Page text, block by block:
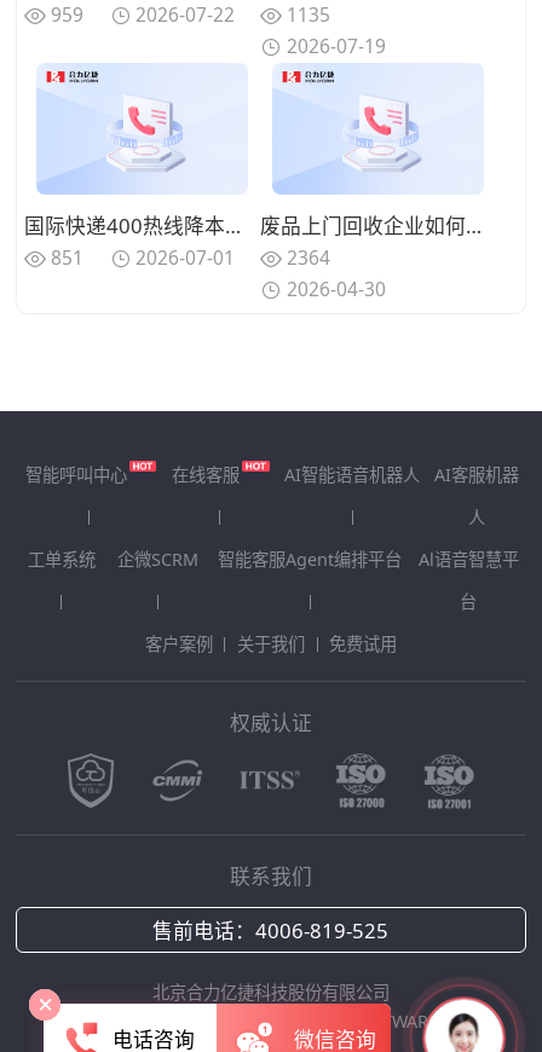
959 2026-07-22
1135
2026-07-19
国际快递400热线降本方案：语音机器人自动查物流、报运价、采集发货留资的一站式配置
851 2026-07-01
废品上门回收企业如何降低无效上门成本？电话筛查与智能客服的应用思路
2364
2026-04-30
智能呼叫中心 在线客服 AI智能语音机器人
AI客服机器
人
工单系统
企微SCRM 智能客服Agent编排平台
Al语音智慧平
台
客户案例
关于我们 免费试用
权威认证
联系我们
售前电话：4006-819-525
北京合力亿捷科技股份有限公司
Copyright © 2025 HOLLYCRM SOFTWARE
电话咨询 微信咨询